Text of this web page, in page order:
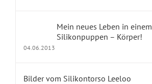
Mein neues Leben in einem
Silikonpuppen – Körper!
04.06.2013
Bilder vom Silikontorso Leeloo
Impressum
Kontakt
Datenschutz